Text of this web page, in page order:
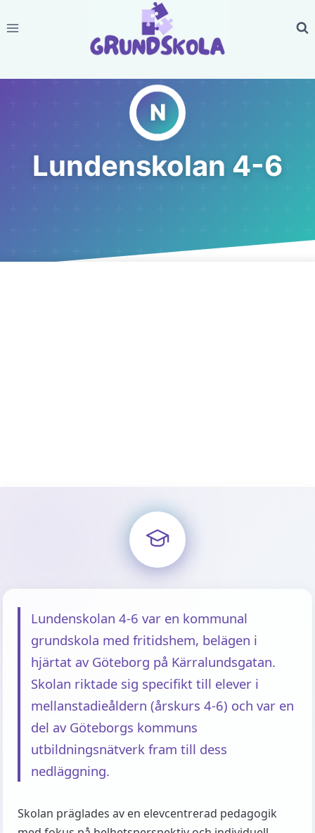
to
Lundenskolan 4-6
Lundenskolan 4-6 var en kommunal
grundskola med fritidshem, belägen i
hjärtat av Göteborg på Kärralundsgatan.
Skolan riktade sig specifikt till elever i
mellanstadieåldern (årskurs 4-6) och var en
del av Göteborgs kommuns
utbildningsnätverk fram till dess
nedläggning.
Skolan präglades av en elevcentrerad pedagogik